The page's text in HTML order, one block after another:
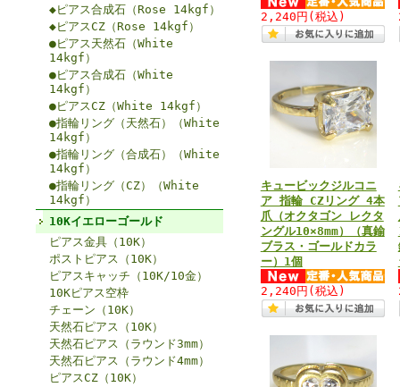
◆ピアス合成石（Rose 14kgf）
◆ピアスCZ（Rose 14kgf）
●ピアス天然石（White
14kgf）
●ピアス合成石（White
14kgf）
●ピアスCZ（White 14kgf）
●指輪リング（天然石）（White
14kgf）
●指輪リング（合成石）（White
14kgf）
●指輪リング（CZ）（White
14kgf）
10Kイエローゴールド
ピアス金具（10K）
ポストピアス（10K）
ピアスキャッチ（10K/10金）
10Kピアス空枠
チェーン（10K）
天然石ピアス（10K）
天然石ピアス（ラウンド3mm）
天然石ピアス（ラウンド4mm）
ピアスCZ（10K）
2,240円 (税込)
キュービックジルコニ
ア 指輪 CZリング 4本
爪（オクタゴン レクタ
ングル10×8mm）（真鍮
ブラス・ゴールドカラ
ー）1個
2,240円 (税込)